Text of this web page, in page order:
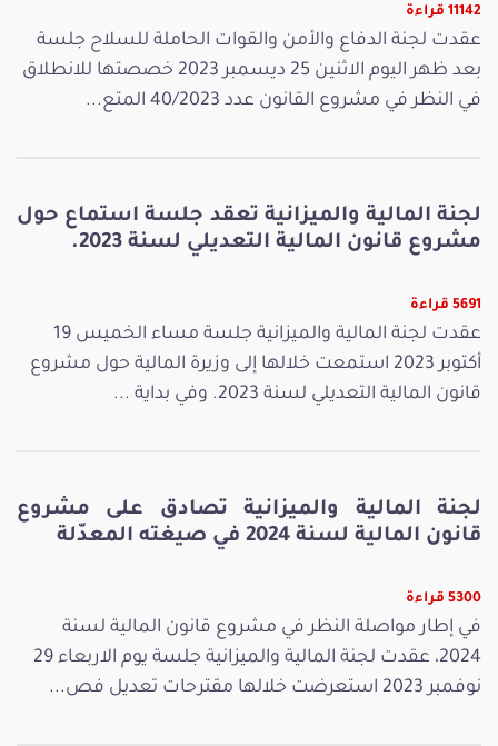
11142 قراءة
عقدت لجنة الدفاع والأمن والقوات الحاملة للسلاح جلسة
بعد ظهر اليوم الاثنين 25 ديسمبر 2023 خصصتها للانطلاق
في النظر في مشروع القانون عدد 40/2023 المتع...
لجنة المالية والميزانية تعقد جلسة استماع حول
مشروع قانون المالية التعديلي لسنة 2023.
5691 قراءة
عقدت لجنة المالية والميزانية جلسة مساء الخميس 19
أكتوبر 2023 استمعت خلالها إلى وزيرة المالية حول مشروع
قانون المالية التعديلي لسنة 2023. وفي بداية ...
لجنة المالية والميزانية تصادق على مشروع
قانون المالية لسنة 2024 في صيغته المعدّلة
5300 قراءة
في إطار مواصلة النظر في مشروع قانون المالية لسنة
2024، عقدت لجنة المالية والميزانية جلسة يوم الاربعاء 29
نوفمبر 2023 استعرضت خلالها مقترحات تعديل فص...